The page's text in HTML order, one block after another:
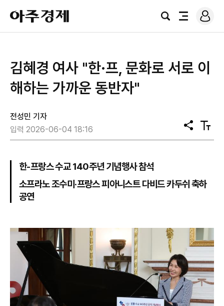
아
주
경
검
전
로
그
김혜경 여사 "한·프, 문화로 서로 이
해하는 가까운 동반자"
전성민 기자
입력 2026-06-04 18:16
공
유
텍
스
한-프랑스 수교 140주년 기념행사 참석
소프라노 조수미·프랑스 피아니스트 다비드 카두쉬 축하
공연